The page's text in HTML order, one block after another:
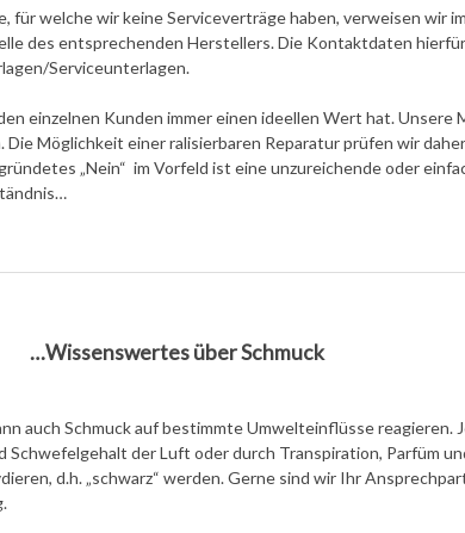
für welche wir keine Serviceverträge haben, verweisen wir
des entsprechenden Herstellers. Die Kontaktdaten
Serviceunterlagen.
einzelnen Kunden immer einen ideellen Wert hat. Unsere
Möglichkeit einer ralisierbaren Reparatur prüfen wir
„Nein“ im Vorfeld ist eine unzureichende oder
…Wissenswertes über Schmuck
auch Schmuck auf bestimmte Umwelteinflüsse reagieren.
der Luft oder durch Transpiration, Parfüm
d.h. „schwarz“ werden. Gerne sind wir Ihr